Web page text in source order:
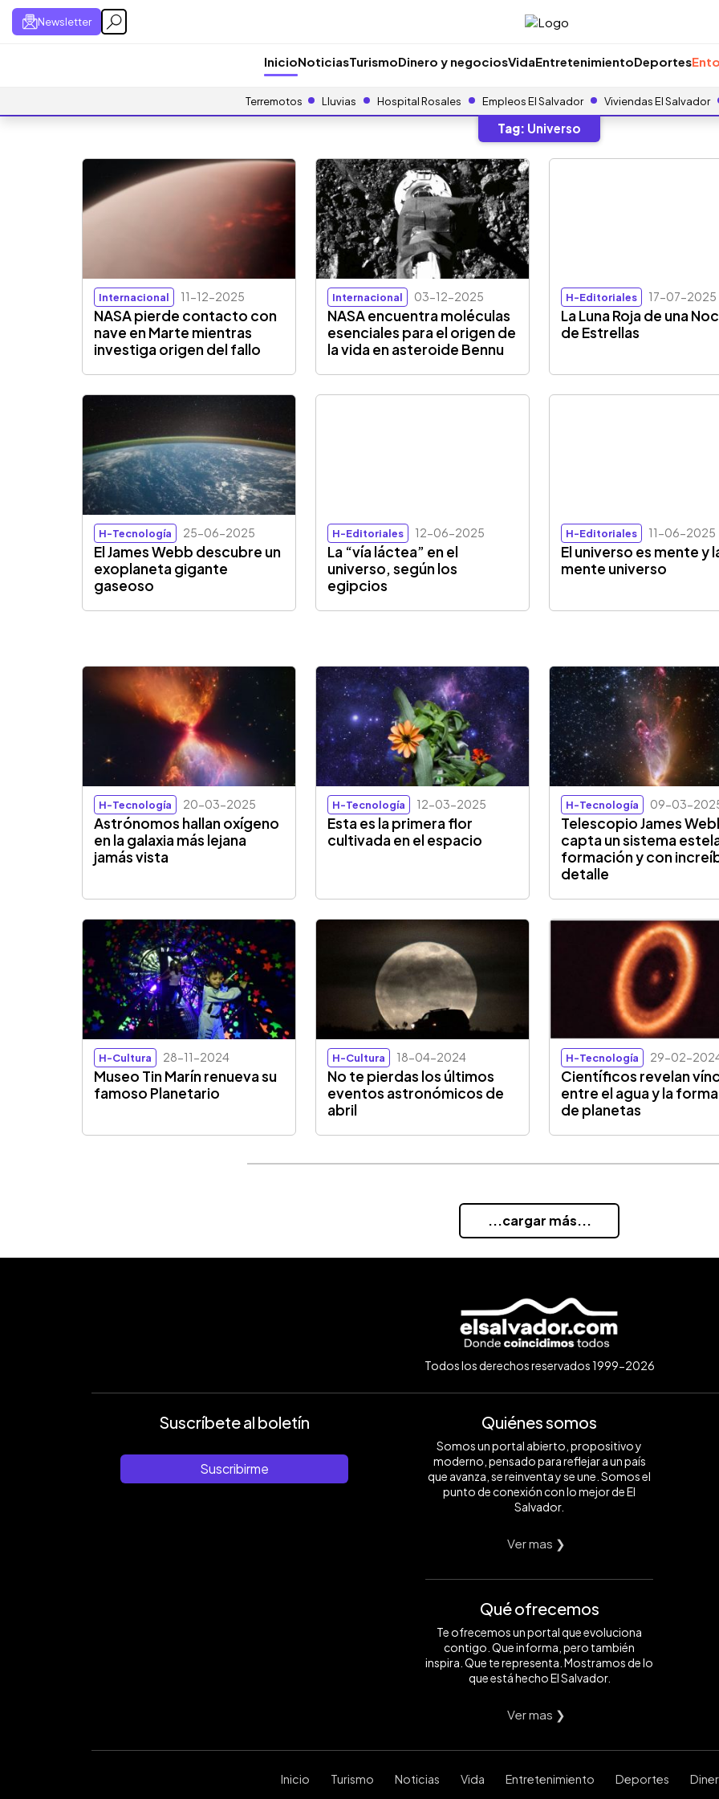
Newsletter
InicioNoticiasTurismoDinero y negociosVidaEntretenimientoDeportes
Terremotos Lluvias Hospital Rosales Empleos El Salvador Viviendas El Salvador
Tag: Universo
Internacional 11-12-2025
NASA pierde contacto con
nave en Marte mientras
investiga origen del fallo
Internacional 03-12-2025
NASA encuentra moléculas
esenciales para el origen de
la vida en asteroide Bennu
H-Editoriales 17-07-2025
La Luna Roja de una
de Estrellas
H-Tecnología 25-06-2025
El James Webb descubre un
exoplaneta gigante
gaseoso
H-Editoriales 12-06-2025
La “vía láctea” en el
universo, según los
egipcios
H-Editoriales 11-06-2025
El universo es mente y
mente universo
H-Tecnología 20-03-2025
Astrónomos hallan oxígeno
en la galaxia más lejana
jamás vista
H-Tecnología 12-03-2025
Esta es la primera flor
cultivada en el espacio
H-Tecnología 09-03-
Telescopio James
capta un sistema
formación y con
detalle
H-Cultura 28-11-2024
Museo Tin Marín renueva su
famoso Planetario
H-Cultura 18-04-2024
No te pierdas los últimos
eventos astronómicos de
abril
H-Tecnología 29-02-
Científicos revelan
entre el agua y la
de planetas
...cargar más...
Todos los derechos reservados 1999-2026
Suscríbete al boletín
Suscribirme
Quiénes somos
Somos un portal abierto, propositivo y
moderno, pensado para reflejar a un país
que avanza, se reinventa y se une. Somos el
punto de conexión con lo mejor de El
Salvador.
Ver mas ❯
Qué ofrecemos
Te ofrecemos un portal que evoluciona
contigo. Que informa, pero también
inspira. Que te representa. Mostramos de lo
que está hecho El Salvador.
Ver mas ❯
Inicio Turismo Noticias Vida Entretenimiento Deportes